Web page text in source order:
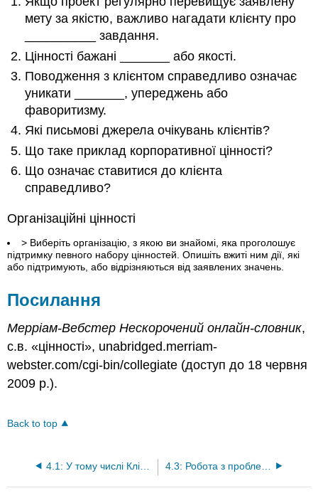
мету за якістю, важливо нагадати клієнту про
__________ завдання.
Цінності бажані _______ або якості.
Поводження з клієнтом справедливо означає
уникати _______, упереджень або
фаворитизму.
Які письмові джерела очікувань клієнтів?
Що таке приклад корпоративної цінності?
Що означає ставитися до клієнта
справедливо?
Організаційні цінності
> Виберіть організацію, з якою ви знайомі, яка проголошує
підтримку певного набору цінностей. Опишіть вжиті ним дії, які
або підтримують, або відрізняються від заявлених значень.
Посилання
Мерріам-Вебстер Нескорочений онлайн-словник,
с.в. «цінності», unabridged.merriam-
webster.com/cgi-bin/collegiate (доступ до 18 червня
2009 р.).
Back to top
4.1: У тому числі Клієнта 4.3: Робота з проблемами